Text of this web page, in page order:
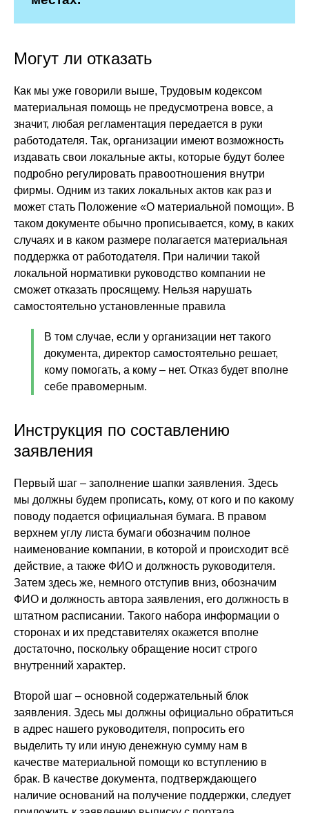
Могут ли отказать
Как мы уже говорили выше, Трудовым кодексом
материальная помощь не предусмотрена вовсе, а
значит, любая регламентация передается в руки
работодателя. Так, организации имеют возможность
издавать свои локальные акты, которые будут более
подробно регулировать правоотношения внутри
фирмы. Одним из таких локальных актов как раз и
может стать Положение «О материальной помощи». В
таком документе обычно прописывается, кому, в каких
случаях и в каком размере полагается материальная
поддержка от работодателя. При наличии такой
локальной нормативки руководство компании не
сможет отказать просящему. Нельзя нарушать
самостоятельно установленные правила
В том случае, если у организации нет такого
документа, директор самостоятельно решает,
кому помогать, а кому – нет. Отказ будет вполне
себе правомерным.
Инструкция по составлению
заявления
Первый шаг – заполнение шапки заявления. Здесь
мы должны будем прописать, кому, от кого и по какому
поводу подается официальная бумага. В правом
верхнем углу листа бумаги обозначим полное
наименование компании, в которой и происходит всё
действие, а также ФИО и должность руководителя.
Затем здесь же, немного отступив вниз, обозначим
ФИО и должность автора заявления, его должность в
штатном расписании. Такого набора информации о
сторонах и их представителях окажется вполне
достаточно, поскольку обращение носит строго
внутренний характер.
Второй шаг – основной содержательный блок
заявления. Здесь мы должны официально обратиться
в адрес нашего руководителя, попросить его
выделить ту или иную денежную сумму нам в
качестве материальной помощи ко вступлению в
брак. В качестве документа, подтверждающего
наличие оснований на получение поддержки, следует